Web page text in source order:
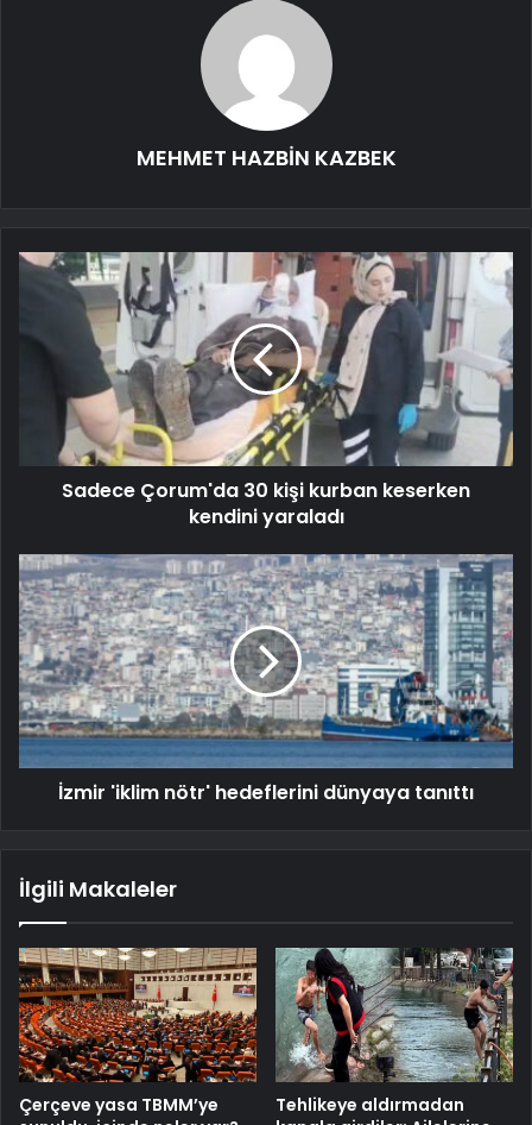
MEHMET HAZBİN KAZBEK
Sadece Çorum'da 30 kişi kurban keserken
kendini yaraladı
İzmir 'iklim nötr' hedeflerini dünyaya tanıttı
İlgili Makaleler
Çerçeve yasa TBMM’ye
Tehlikeye aldırmadan